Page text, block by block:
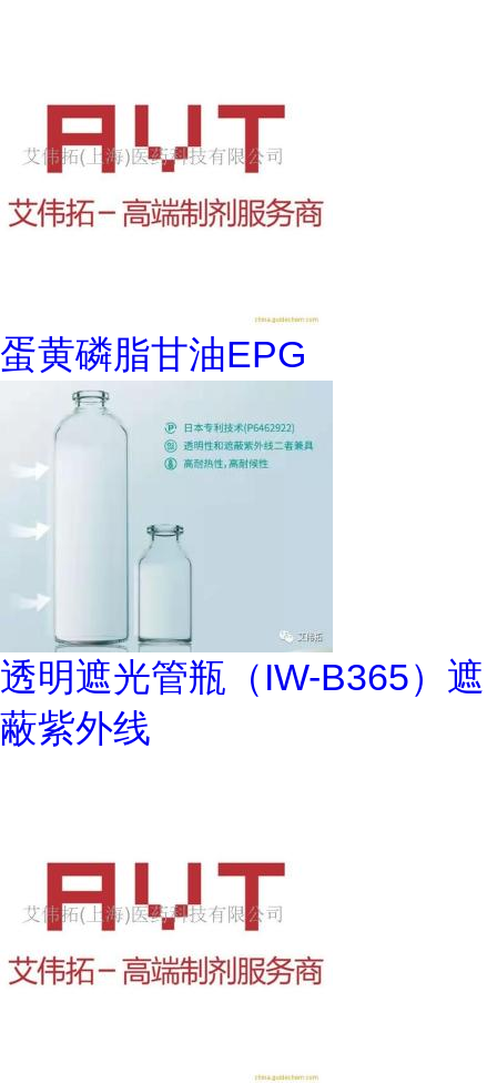
蛋黄磷脂甘油EPG
透明遮光管瓶（IW-B365）遮
蔽紫外线